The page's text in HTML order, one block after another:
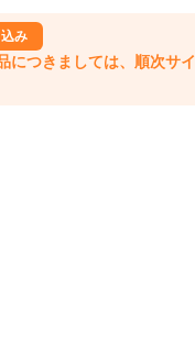
み
つきましては、順次サ